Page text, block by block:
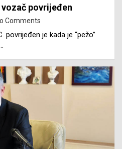
vozač povrijeđen
Comments
povrijeđen je kada je “pežo”